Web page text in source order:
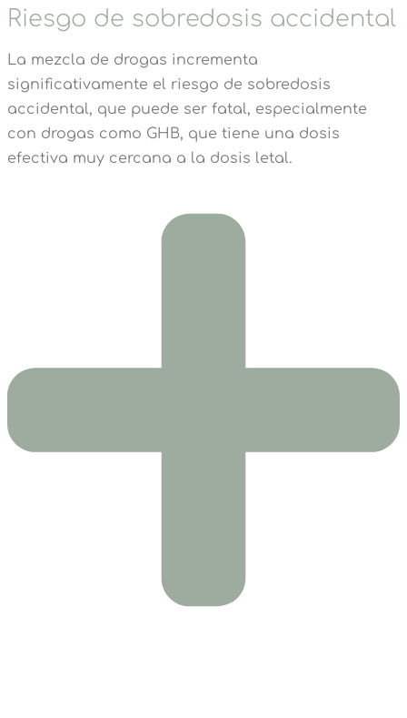
Riesgo de sobredosis accidental
La mezcla de drogas incrementa
significativamente el riesgo de sobredosis
accidental, que puede ser fatal, especialmente
con drogas como GHB, que tiene una dosis
efectiva muy cercana a la dosis letal.